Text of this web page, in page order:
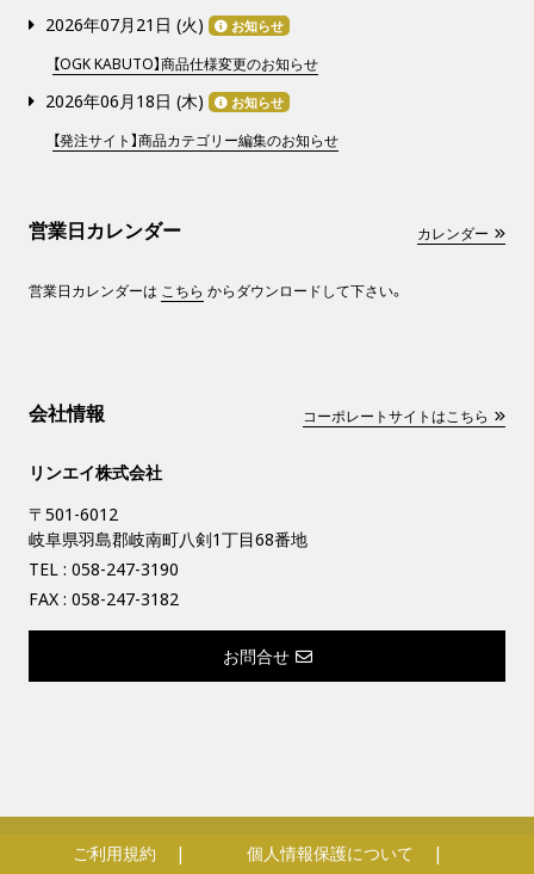
2026年07月21日 (火) お知らせ
【OGK KABUTO】商品仕様変更のお知らせ
2026年06月18日 (木) お知らせ
【発注サイト】商品カテゴリー編集のお知らせ
営業日カレンダー カレンダー
営業日カレンダーは こちら からダウンロードして下さい。
会社情報 コーポレートサイトはこちら
リンエイ株式会社
〒501-6012
岐阜県羽島郡岐南町八剣1丁目68番地
TEL : 058-247-3190
FAX : 058-247-3182
お問合せ
ご利用規約 個人情報保護について